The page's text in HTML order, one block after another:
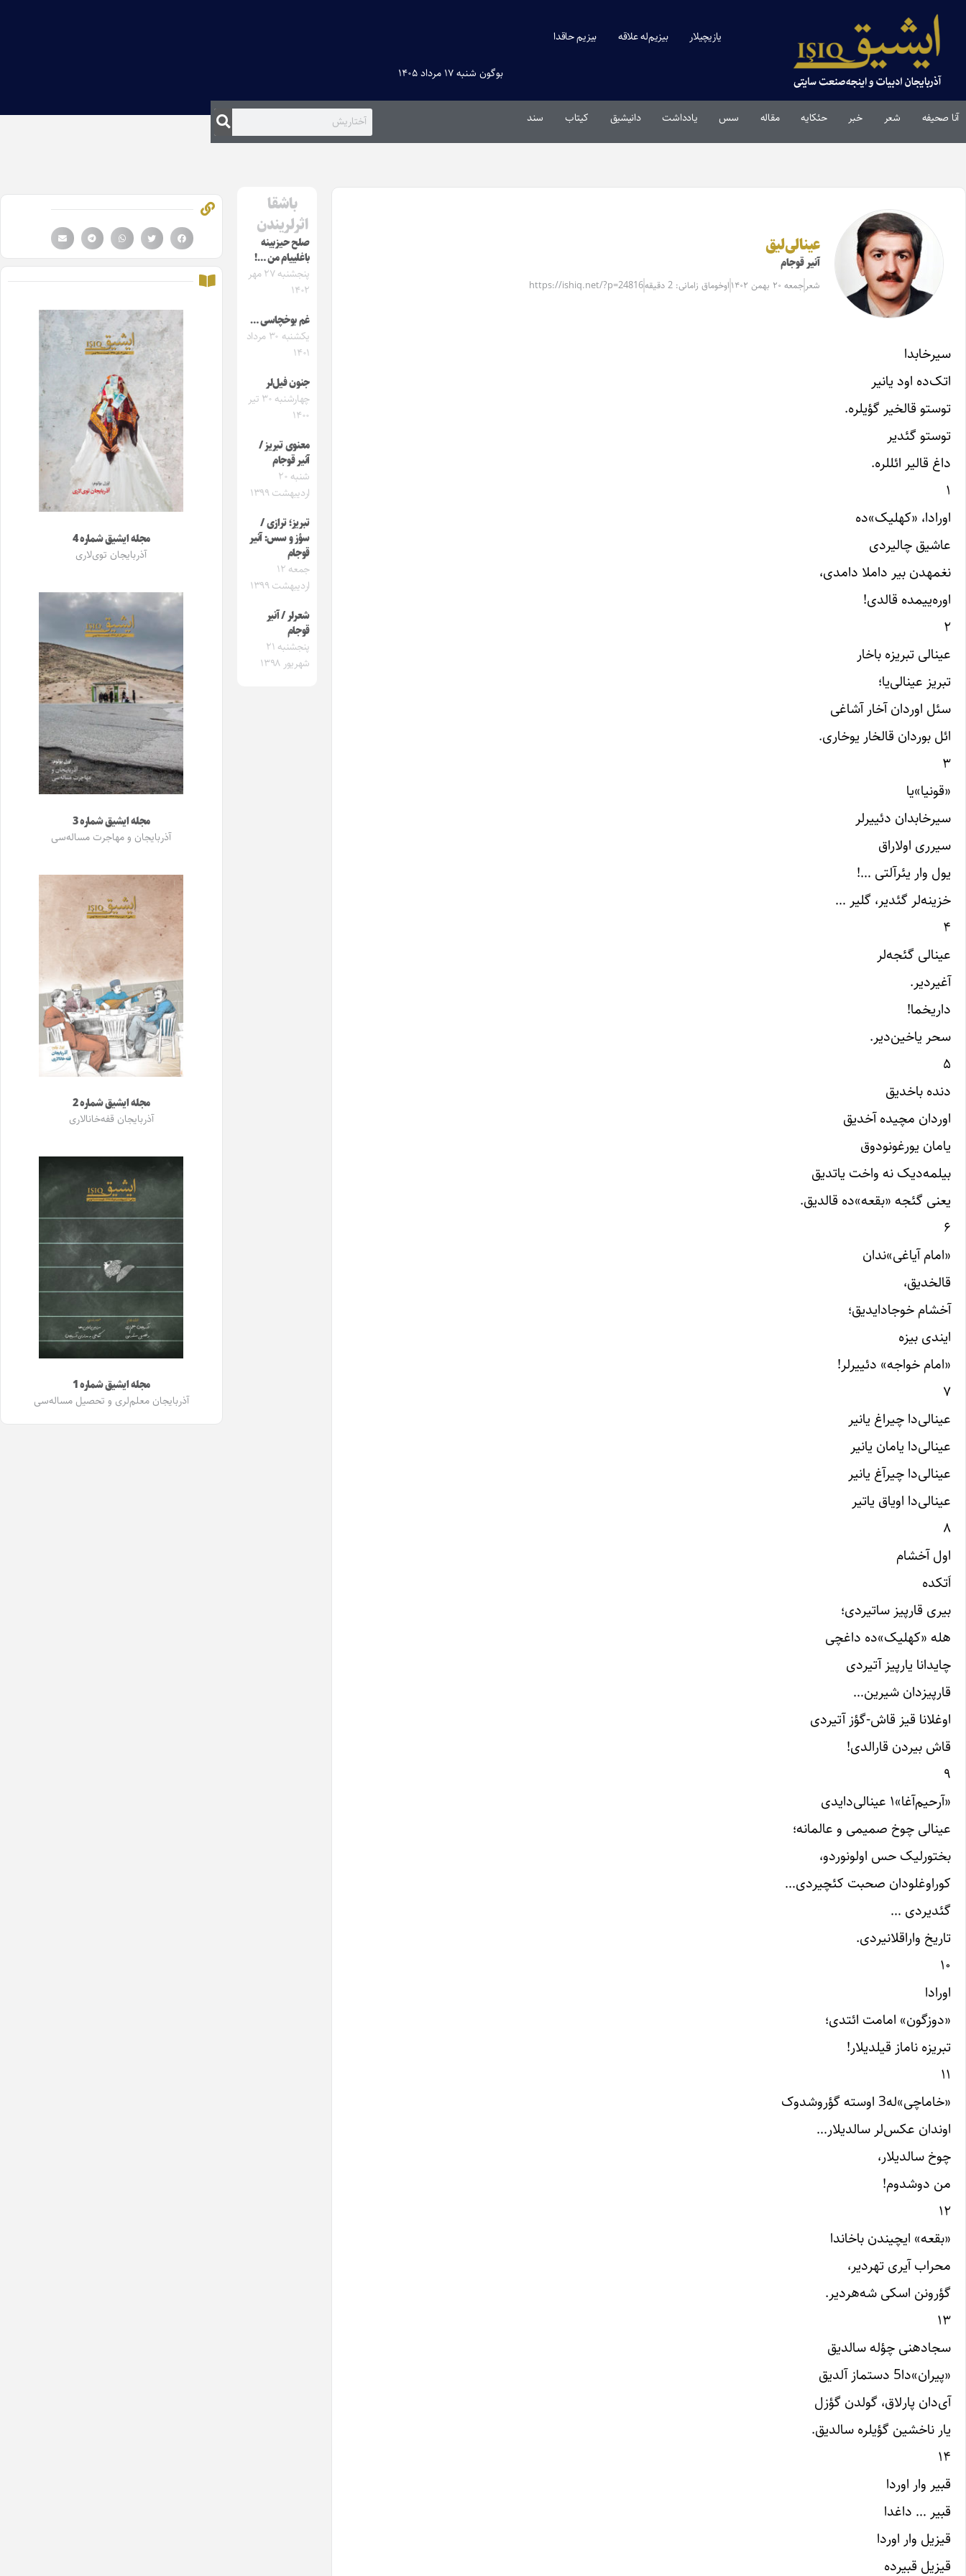
یازیچیلار بیزیم‌له علاقه بیزیم حاقدا
بوگون شنبه ۱۷ مرداد ۱۴۰۵
آنا صحیفه شعر خبر حئکایه مقاله‌ سس یادداشت دانیشیق کیتاب سند
عینالی‌لیق
آنیر قوجام
شعر جمعه ۲۰ بهمن ۱۴۰۲ اوخوماق زامانی: 2 دقیقه https://ishiq.net/?p=24816
سیرخابدا
اتک‌ده اود یانیر
توستو قالخیر گؤیلره.
توستو گئدیر
داغ قالیر ائللره.
۱
اورادا، «کهلیک»ده
عاشیق چالیردی
نغمهدن بیر داملا دامدی،
اوره‌ییمده قالدی!
۲
عینالی تبریزه باخار
تبریز عینالی‌یا؛
سئل اوردان آخار آشاغی
ائل بوردان قالخار یوخاری.
۳
«قونیا»یا
سیرخابدان دئییرلر
سیرری اولاراق
یول وار یئرآلتی …!
خزینه‌لر گئدیر، گلیر …
۴
عینالی گئجه‌لر
آغیردیر.
داریخما!
سحر یاخین‌دیر.
۵
دنده باخدیق
اوردان مچیده آخدیق
یامان یورغونودوق
بیلمه‌دیک نه واخت یاتدیق
یعنی گئجه «بقعه»‌ده قالدیق.
۶
«امام آیاغی»‌ندان
قالخدیق،
آخشام خوجادایدیق؛
ایندی بیزه
«امام خواجه» دئییرلر!
۷
عینالی‌دا چیراغ یانیر
عینالی‌دا یامان یانیر
عینالی‌دا چیرآغ یانیر
عینالی‌دا اویاق یاتیر
۸
اول آخشام
اَتکده
بیری قارپیز ساتیردی؛
هله «کهلیک»ده داغچی
چایدانا یارپیز آتیردی
قارپیزدان شیرین…
اوغلانا قیز قاش-گؤز آتیردی
قاش بیردن قارالدی!
۹
«آرحیم‌آغا»۱ عینالی‌دایدی
عینالی چوخ صمیمی و عالمانه؛
بختورلیک حس اولونوردو،
کوراوغلودان صحبت کئچیردی…
گئدیردی …
تاریخ واراقلانیردی.
۱۰
اورادا
«دوزگون» امامت ائتدی؛
تبریزه ناماز قیلدیلار!
۱۱
«خاماچی»‌له3 اوسته گؤروشدوک
اوندان عکس‌لر سالدیلار…
چوخ سالدیلار،
من دوشدوم!
۱۲
«بقعه» ایچیندن باخاندا
محراب آیری تهردیر،
گؤرونن اسکی شه‌هردیر.
۱۳
سجادهنی چؤله سالدیق
«پیران»دا5 دستماز آلدیق
آی‌دان پارلاق، گولدن گؤزل
یار ناخشین گؤیلره سالدیق.
۱۴
قبیر وار اوردا
قبیر … داغدا
قیزیل وار اوردا
قیزیل قبیرده
باشقا
اثرلریندن
صلح حیزبینه
باغلییام من …!
پنجشنبه ۲۷ مهر
۱۴۰۲
غم بوخچاسی …
یکشنبه ۳۰ مرداد
۱۴۰۱
جنون فیل‌لر
چهارشنبه ۳۰ تیر
۱۴۰۰
معنوی تبریز /
آنیر قوجام
شنبه ۲۰
اردیبهشت ۱۳۹۹
تبریز؛ ترازی /
سؤز و سس: آنیر
قوجام
جمعه ۱۲
اردیبهشت ۱۳۹۹
شعرلر / آنیر
قوجام
پنجشنبه ۲۱
شهریور ۱۳۹۸
مجله ایشیق شماره 4
آذربایجان توی‌لاری
مجله ایشیق شماره 3
آذربایجان و مهاجرت مساله‌سی
مجله ایشیق شماره 2
آذربایجان قفه‌خانالاری
مجله ایشیق شماره 1
آذربایجان معلم‌لری و تحصیل مساله‌سی